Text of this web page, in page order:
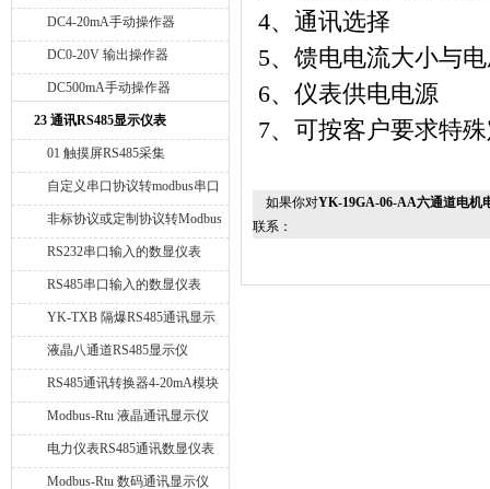
DC4-20mA手动操作器
DC0-20V 输出操作器
DC500mA手动操作器
23 通讯RS485显示仪表
01 触摸屏RS485采集
自定义串口协议转modbus串口
协议模块 YK-TXD
非标协议或定制协议转Modbus
协议模块 YK-TXD
RS232串口输入的数显仪表
RS485串口输入的数显仪表
YK-TXB 隔爆RS485通讯显示
仪
液晶八通道RS485显示仪
RS485通讯转换器4-20mA模块
Modbus-Rtu 液晶通讯显示仪
电力仪表RS485通讯数显仪表
Modbus-Rtu 数码通讯显示仪
4、通讯选择
5、馈电电流大小与
6、仪表供电电源
7、可按客户要求特
如果你对YK-19GA-06-AA六通道电机
联系：